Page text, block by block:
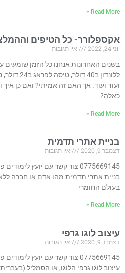
Read More »
אקספלורר- כל הטיפים
יוני 24, 2022
אין תגובות
בשנים האחרונות אנחנו כל הזמן שומעים
ועוד ועוד. אך האם זה אמיתי? ואם כן
כאלה?
Read More »
בניית אתרי תדמית
דצמבר 9, 2020
אין תגובות
0775669145 צור קשר עם יועץ
בניית אתרי תדמית מהו אדם או חברה
בעולם החומרי
Read More »
עיצוב לוגו גרפי
דצמבר 9, 2020
אין תגובות
0775669145 צור קשר עם יועץ
עיצוב לוגו גרפי הלוגו, או הסמליל